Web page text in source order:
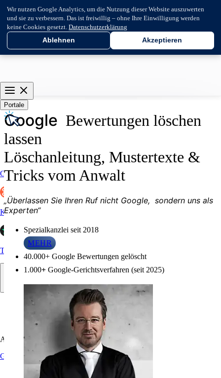
Wir nutzen Google Analytics, um die Nutzung dieser Website auszuwerten
und sie zu verbessern. Das ist freiwillig – ohne Ihre Einwilligung werden
keine Cookies gesetzt.Datenschutzerklärung
Ablehnen Akzeptieren
Portale
Google
Kununu
Trustpilot
Allgemein
Google
Google Bewertungen löschen
lassen
Löschanleitung, Mustertexte &
Tricks vom Anwalt
„Überlassen Sie Ihren Ruf nicht Google, sondern uns als
Experten“
Spezialkanzlei seit 2018
MEHR Infos zu Referenzen
40.000+ Google Bewertungen gelöscht
1.000+ Google-Gerichtsverfahren (seit 2025)